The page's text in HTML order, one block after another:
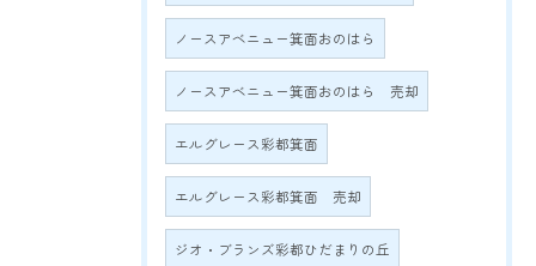
ノースアベニュー箕面おのはら
ノースアベニュー箕面おのはら 売却
エルグレース彩都箕面
エルグレース彩都箕面 売却
ジオ・ブランズ彩都ひだまりの丘